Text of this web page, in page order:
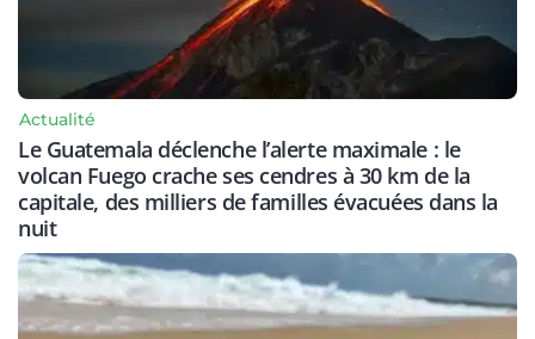
Actualité
Le Guatemala déclenche l’alerte maximale : le
volcan Fuego crache ses cendres à 30 km de la
capitale, des milliers de familles évacuées dans la
nuit